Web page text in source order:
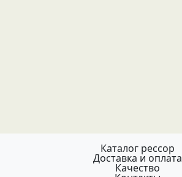
Каталог рессор
Доставка и оплата
Качество